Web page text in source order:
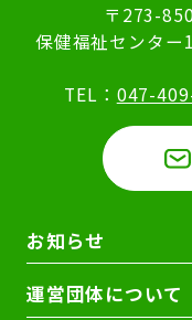
〒273-
保健福祉センター
TEL： 047-
お知らせ
運営団体について